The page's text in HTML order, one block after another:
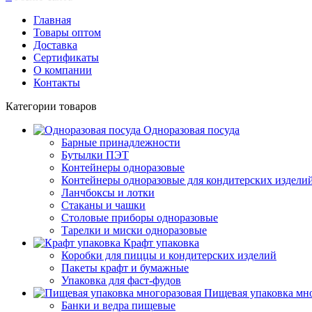
Главная
Товары оптом
Доставка
Сертификаты
О компании
Контакты
Категории товаров
Одноразовая посуда
Барные принадлежности
Бутылки ПЭТ
Контейнеры одноразовые
Контейнеры одноразовые для кондитерских
Ланчбоксы и лотки
Стаканы и чашки
Столовые приборы одноразовые
Тарелки и миски одноразовые
Крафт упаковка
Коробки для пиццы и кондитерских изделий
Пакеты крафт и бумажные
Упаковка для фаст-фудов
Пищевая упаковка
Банки и ведра пищевые